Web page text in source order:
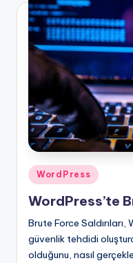
Posted
in
WordPress
WordPress’te
Brute Force
güvenlik tehdidi
olduğunu, nasıl